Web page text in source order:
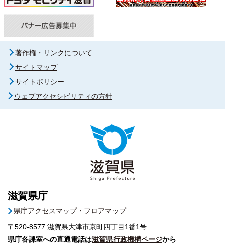
著作権・リンクについて
サイトマップ
サイトポリシー
ウェブアクセシビリティの方針
滋賀県庁
県庁アクセスマップ・フロアマップ
〒520-8577 滋賀県大津市京町四丁目1番1号
県庁各課室への直通電話は滋賀県行政機構ページから